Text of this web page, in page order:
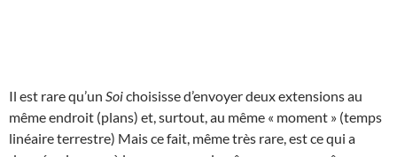
Il est rare qu’un Soichoisisse d’envoyer deux extensions au
même endroit (plans) et, surtout, au même « moment » (temps
linéaire terrestre) Mais ce fait, même très rare, est ce qui a